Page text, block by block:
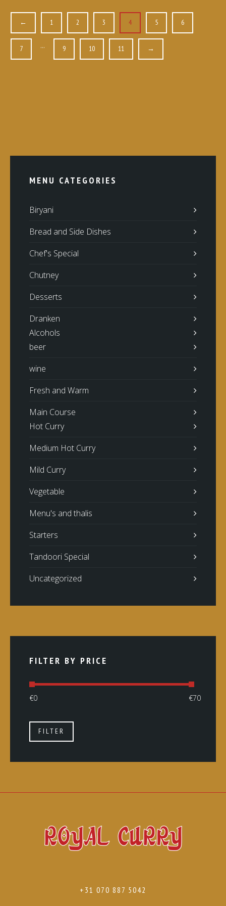
← 1 2 3 4 5 6
7 … 9 10 11 →
MENU CATEGORIES
Biryani
Bread and Side Dishes
Chef's Special
Chutney
Desserts
Dranken
Alcohols
beer
wine
Fresh and Warm
Main Course
Hot Curry
Medium Hot Curry
Mild Curry
Vegetable
Menu's and thalis
Starters
Tandoori Special
Uncategorized
FILTER BY PRICE
FILTER
+31 070 887 5042